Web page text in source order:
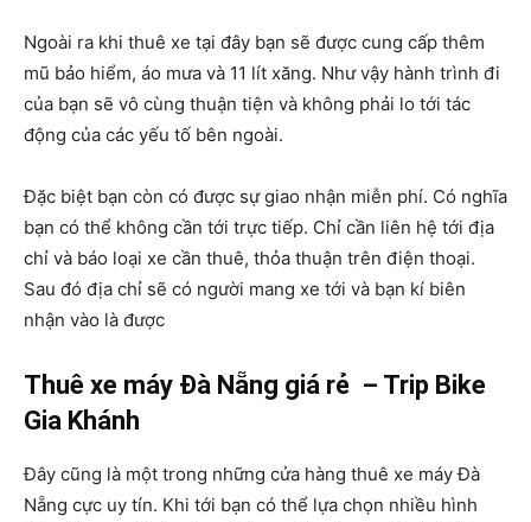
Ngoài ra khi thuê xe tại đây bạn sẽ được cung cấp thêm
mũ bảo hiểm, áo mưa và 11 lít xăng. Như vậy hành trình đi
của bạn sẽ vô cùng thuận tiện và không phải lo tới tác
động của các yếu tố bên ngoài.
Đặc biệt bạn còn có được sự giao nhận miễn phí. Có nghĩa
bạn có thể không cần tới trực tiếp. Chỉ cần liên hệ tới địa
chỉ và báo loại xe cần thuê, thỏa thuận trên điện thoại.
Sau đó địa chỉ sẽ có người mang xe tới và bạn kí biên
nhận vào là được
Thuê xe máy Đà Nẵng giá rẻ – Trip Bike
Gia Khánh
Đây cũng là một trong những cửa hàng thuê xe máy Đà
Nẵng cực uy tín. Khi tới bạn có thể lựa chọn nhiều hình